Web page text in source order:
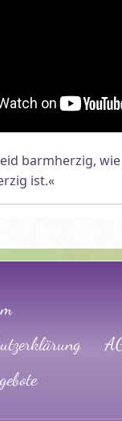
barmherzig,
ist.«